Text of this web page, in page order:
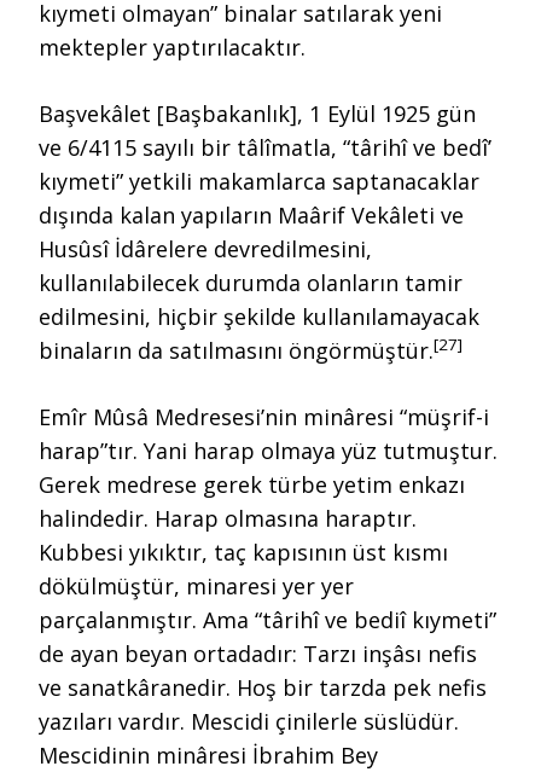
kıymeti olmayan” binalar satılarak yeni
mektepler yaptırılacaktır.
Başvekâlet [Başbakanlık], 1 Eylül 1925 gün
ve 6/4115 sayılı bir tâlîmatla, “târihî ve bedî’
kıymeti” yetkili makamlarca saptanacaklar
dışında kalan yapıların Maârif Vekâleti ve
Husûsî İdârelere devredilmesini,
kullanılabilecek durumda olanların tamir
edilmesini, hiçbir şekilde kullanılamayacak
binaların da satılmasını öngörmüştür.[27]
Emîr Mûsâ Medresesi’nin minâresi “müşrif-i
harap”tır. Yani harap olmaya yüz tutmuştur.
Gerek medrese gerek türbe yetim enkazı
halindedir. Harap olmasına haraptır.
Kubbesi yıkıktır, taç kapısının üst kısmı
dökülmüştür, minaresi yer yer
parçalanmıştır. Ama “târihî ve bediî kıymeti”
de ayan beyan ortadadır: Tarzı inşâsı nefis
ve sanatkâranedir. Hoş bir tarzda pek nefis
yazıları vardır. Mescidi çinilerle süslüdür.
Mescidinin minâresi İbrahim Bey